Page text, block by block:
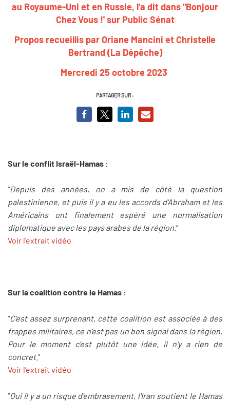
au Royaume-Uni et en Russie, l'a dit dans "Bonjour
Chez Vous !' sur Public Sénat
Propos recueillis par Oriane Mancini et Christelle
Bertrand (La Dépêche)
Mercredi 25 octobre 2023
PARTAGER SUR :
Sur le conflit Israël-Hamas :
“Depuis des années, on a mis de côté la question
palestinienne, et puis il y a eu les accords d’Abraham et les
Américains ont finalement espéré une normalisation
diplomatique avec les pays arabes de la région.”
Voir l'extrait vidéo
Sur la coalition contre le Hamas :
“C’est assez surprenant, cette coalition est associée à des
frappes militaires, ce n’est pas un bon signal dans la région.
Pour le moment c’est plutôt une idée, il n’y a rien de
concret.”
Voir l'extrait vidéo
“Oui il y a un risque d'embrasement, l'Iran soutient le Hamas